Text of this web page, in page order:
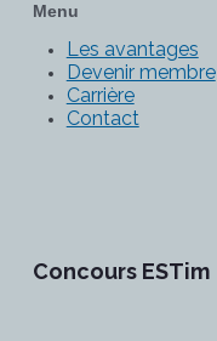
Menu
Les avantages
Devenir membre
Carrière
Contact
Concours ESTim